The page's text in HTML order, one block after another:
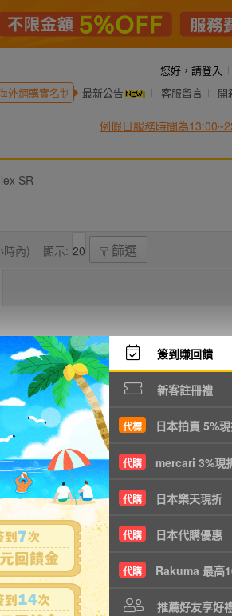
簽到賺回饋
新客註冊禮
代標 日本拍賣 5%
代購 mercari 3%現
代購 日本樂天現折
代購 日本代購優惠
代購 Rakuma 最高10%
推薦好友享好
您好， 請登入
外網購實名制 最新公告 客服留言 開
例假日服務時間為
SR
時內) 顯示: 篩選
目前價格 直購價 出價
1,980円
NT428元
1,980円
NT428元
0